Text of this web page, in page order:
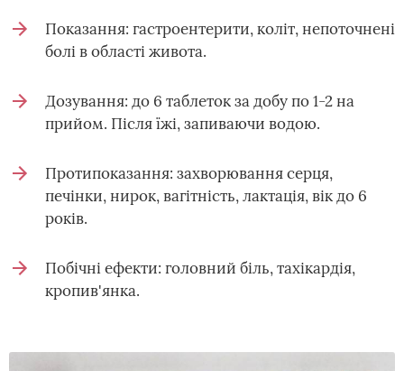
Показання: гастроентерити, коліт, непоточнені
болі в області живота.
Дозування: до 6 таблеток за добу по 1-2 на
прийом. Після їжі, запиваючи водою.
Протипоказання: захворювання серця,
печінки, нирок, вагітність, лактація, вік до 6
років.
Побічні ефекти: головний біль, тахікардія,
кропив'янка.